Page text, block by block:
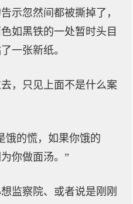
示忽然间都被撕掉了，
如黑铁的一处暂时头目
一张新纸。
，只见上面不是什么案
饿的慌，如果你饿的
你做面汤。”
监察院、或者说是刚刚